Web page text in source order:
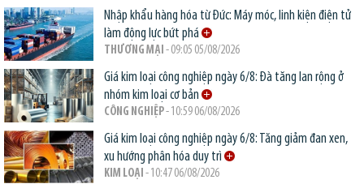
Nhập khẩu hàng hóa từ Đức: Máy móc, linh kiện điện tử
làm động lực bứt phá
THƯƠNG MẠI - 09:05 05/08/2026
Giá kim loại công nghiệp ngày 6/8: Đà tăng lan rộng ở
nhóm kim loại cơ bản
CÔNG NGHIỆP- 10:59 06/08/2026
Giá kim loại công nghiệp ngày 6/8: Tăng giảm đan xen,
xu hướng phân hóa duy trì
KIM LOẠI - 10:47 06/08/2026